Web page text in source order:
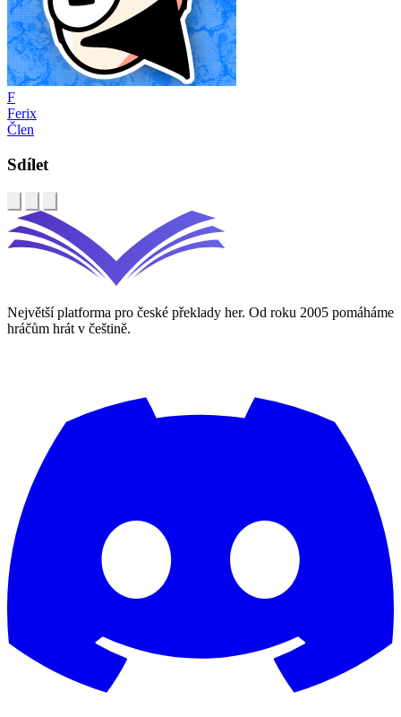
F
Ferix
Člen
Sdílet
Největší platforma pro české překlady her. Od roku 2005 pomáháme
hráčům hrát v češtině.